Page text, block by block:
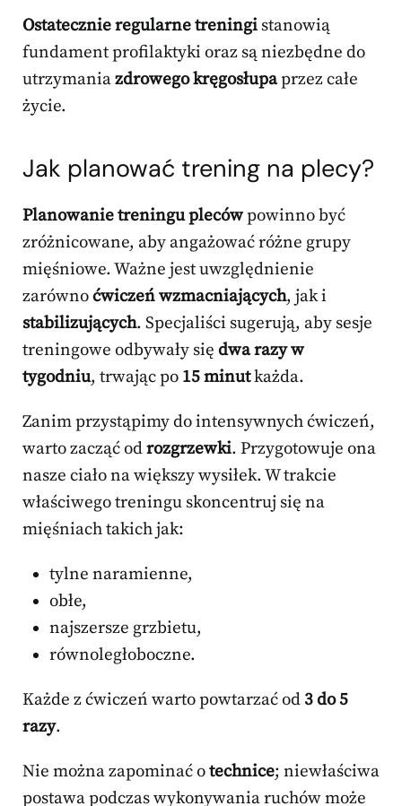
Ostatecznie regularne treningi stanowią
fundament profilaktyki oraz są niezbędne do
utrzymaniazdrowego kręgosłupaprzez całe
życie.
Jak planować trening na plecy?
Planowanie treningu plecówpowinno być
zróżnicowane, aby angażować różne grupy
mięśniowe. Ważne jest uwzględnienie
zarównoćwiczeń wzmacniających, jak i
stabilizujących. Specjaliści sugerują, aby sesje
treningowe odbywały się dwa razy w
tygodniu, trwając po 15 minutkażda.
Zanim przystąpimy do intensywnych ćwiczeń,
warto zacząć odrozgrzewki. Przygotowuje ona
nasze ciało na większy wysiłek. W trakcie
właściwego treningu skoncentruj się na
mięśniach takich jak:
tylne naramienne,
obłe,
najszersze grzbietu,
równoległoboczne.
Każde z ćwiczeń warto powtarzać od 3 do 5
razy.
Nie można zapominać otechnice; niewłaściwa
postawa podczas wykonywania ruchów może